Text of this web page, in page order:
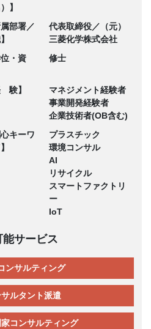
】
属部署／
代表取締役／（元）
三菱化学株式会社
位・資
修士
験】
マネジメント経験者
事業開発経験者
企業技術者(OB含む)
心キーワ
プラスチック
環境コンサル
AI
リサイクル
スマートファクトリ
ー
IoT
能サービス
ンサルティング
ルタント派遣
コンサルティング